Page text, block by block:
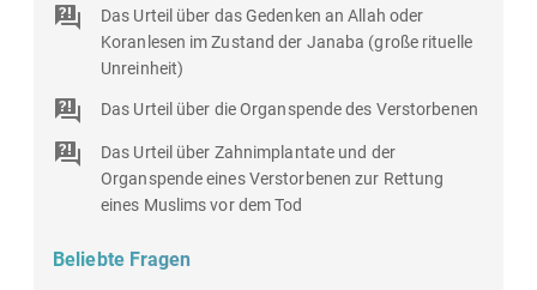
Das Urteil über das Gedenken an Allah oder
Koranlesen im Zustand der Janaba (große rituelle
Unreinheit)
Das Urteil über die Organspende des Verstorbenen
Das Urteil über Zahnimplantate und der
Organspende eines Verstorbenen zur Rettung
eines Muslims vor dem Tod
Beliebte Fragen